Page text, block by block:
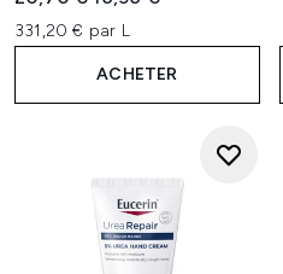
331,20 € par L
ACHETER